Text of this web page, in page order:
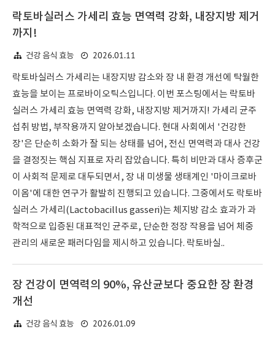
락토바실러스 가세리 효능 면역력 강화, 내장지방 제거
까지!
건강 음식 효능 2026.01.11
락토바실러스 가세리는 내장지방 감소와 장 내 환경 개선에 탁월한
효능을 보이는 프로바이오틱스입니다. 이번 포스팅에서는 락토바
실러스 가세리 효능 면역력 강화, 내장지방 제거까지! 가세리 균주
섭취 방법, 부작용까지 알아보겠습니다. 현대 사회에서 '건강한
장'은 단순히 소화가 잘 되는 상태를 넘어, 전신 면역력과 대사 건강
을 결정짓는 핵심 지표로 자리 잡았습니다. 특히 비만과 대사 증후군
이 사회적 문제로 대두되면서, 장 내 미생물 생태계인 '마이크로바
이옴'에 대한 연구가 활발히 진행되고 있습니다. 그중에서도 락토바
실러스 가세리(Lactobacillus gasseri)는 체지방 감소 효과가 과
학적으로 입증된 대표적인 균주로, 단순한 정장 작용을 넘어 체중
관리의 새로운 패러다임을 제시하고 있습니다. 락토바실..
장 건강이 면역력의 90%, 유산균보다 중요한 장 환경
개선
건강 음식 효능 2026.01.09